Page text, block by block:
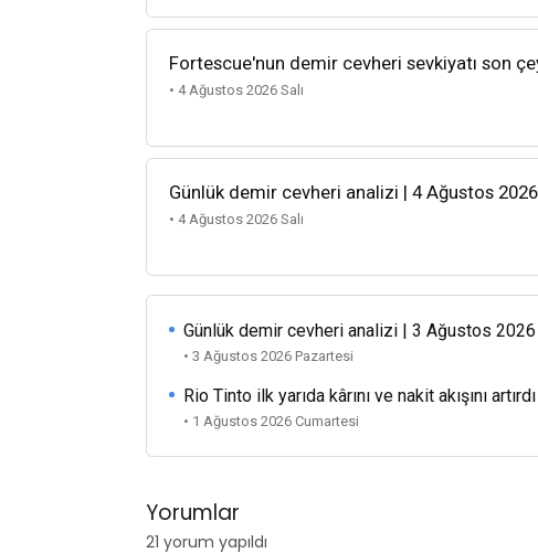
Fortescue'nun demir cevheri sevkiyatı son
• 4 Ağustos 2026 Salı
Günlük demir cevheri analizi | 4 Ağustos 2026
• 4 Ağustos 2026 Salı
Günlük demir cevheri analizi | 3 Ağustos 2026
• 3 Ağustos 2026 Pazartesi
Rio Tinto ilk yarıda kârını ve nakit akışını artırdı
• 1 Ağustos 2026 Cumartesi
Yorumlar
21 yorum yapıldı